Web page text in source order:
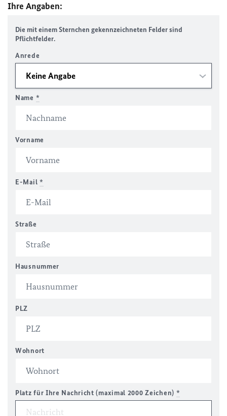
Ihre Angaben:
Die mit einem Sternchen gekennzeichneten Felder sind
Pflichtfelder.
Anrede
Name *
Vorname
E-Mail *
Straße
Hausnummer
PLZ
Wohnort
Platz für Ihre Nachricht (maximal 2000 Zeichen) *